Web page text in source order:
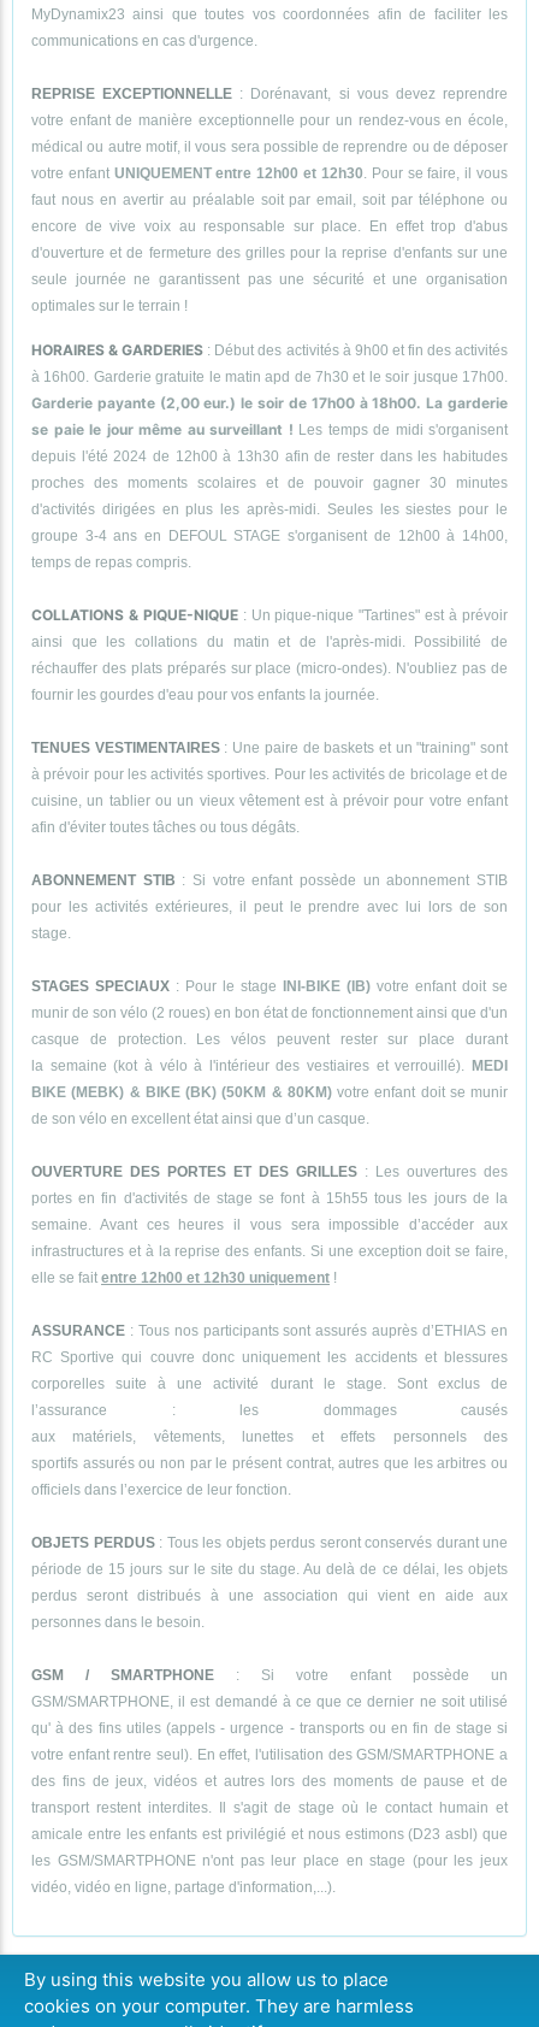
MyDynamix23 ainsi que toutes vos coordonnées afin de faciliter les
communications en cas d'urgence.
REPRISE EXCEPTIONNELLE : Dorénavant, si vous devez reprendre
votre enfant de manière exceptionnelle pour un rendez-vous en école,
médical ou autre motif, il vous sera possible de reprendre ou de déposer
votre enfant UNIQUEMENT entre 12h00 et 12h30. Pour se faire, il vous
faut nous en avertir au préalable soit par email, soit par téléphone ou
encore de vive voix au responsable sur place. En effet trop d'abus
d'ouverture et de fermeture des grilles pour la reprise d'enfants sur une
seule journée ne garantissent pas une sécurité et une organisation
optimales sur le terrain !
HORAIRES & GARDERIES : Début des activités à 9h00 et fin des activités
à 16h00. Garderie gratuite le matin apd de 7h30 et le soir jusque 17h00.
Garderie payante (2,00 eur.) le soir de 17h00 à 18h00. La garderie
se paie le jour même au surveillant ! Les temps de midi s'organisent
depuis l'été 2024 de 12h00 à 13h30 afin de rester dans les habitudes
proches des moments scolaires et de pouvoir gagner 30 minutes
d'activités dirigées en plus les après-midi. Seules les siestes pour le
groupe 3-4 ans en DEFOUL STAGE s'organisent de 12h00 à 14h00,
temps de repas compris.
COLLATIONS & PIQUE-NIQUE: Un pique-nique "Tartines" est à prévoir
ainsi que les collations du matin et de l'après-midi. Possibilité de
réchauffer des plats préparés sur place (micro-ondes). N'oubliez pas de
fournir les gourdes d'eau pour vos enfants la journée.
TENUES VESTIMENTAIRES: Une paire de baskets et un "training" sont
à prévoir pour les activités sportives. Pour les activités de bricolage et de
cuisine, un tablier ou un vieux vêtement est à prévoir pour votre enfant
afin d'éviter toutes tâches ou tous dégâts.
ABONNEMENT STIB : Si votre enfant possède un abonnement STIB
pour les activités extérieures, il peut le prendre avec lui lors de son
stage.
STAGES SPECIAUX : Pour le stage INI-BIKE (IB) votre enfant doit se
munir de son vélo (2 roues) en bon état de fonctionnement ainsi que d'un
casque de protection. Les vélos peuvent rester sur place durant
la semaine (kot à vélo à l'intérieur des vestiaires et verrouillé). MEDI
BIKE (MEBK) & BIKE (BK) (50KM & 80KM) votre enfant doit se munir
de son vélo en excellent état ainsi que d’un casque.
OUVERTURE DES PORTES ET DES GRILLES : Les ouvertures des
portes en fin d'activités de stage se font à 15h55 tous les jours de la
semaine. Avant ces heures il vous sera impossible d’accéder aux
infrastructures et à la reprise des enfants. Si une exception doit se faire,
elle se fait entre 12h00 et 12h30 uniquement !
ASSURANCE : Tous nos participants sont assurés auprès d’ETHIAS en
RC Sportive qui couvre donc uniquement les accidents et blessures
corporelles suite à une activité durant le stage. Sont exclus de
l’assurance : les dommages causés
aux matériels, vêtements, lunettes et effets personnels des
sportifs assurés ou non par le présent contrat, autres que les arbitres ou
officiels dans l’exercice de leur fonction.
OBJETS PERDUS: Tous les objets perdus seront conservés durant une
période de 15 jours sur le site du stage. Au delà de ce délai, les objets
perdus seront distribués à une association qui vient en aide aux
personnes dans le besoin.
GSM / SMARTPHONE : Si votre enfant possède un
GSM/SMARTPHONE, il est demandé à ce que ce dernier ne soit utilisé
qu' à des fins utiles (appels - urgence - transports ou en fin de stage si
votre enfant rentre seul). En effet, l'utilisation des GSM/SMARTPHONE a
des fins de jeux, vidéos et autres lors des moments de pause et de
transport restent interdites. Il s'agit de stage où le contact humain et
amicale entre les enfants est privilégié et nous estimons (D23 asbl) que
les GSM/SMARTPHONE n'ont pas leur place en stage (pour les jeux
vidéo, vidéo en ligne, partage d'information,...).
CONTINUER
By using this website you allow us to place
cookies on your computer. They are harmless